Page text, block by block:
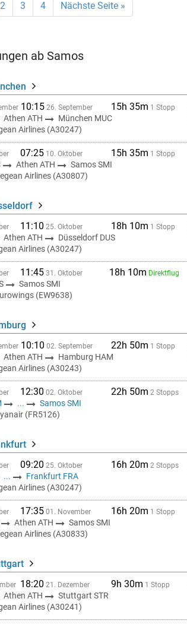
2 3 4 Nächste Seite »
ab Samos
10:15 26. September 15h 35m 1 Stopp
Athen ATH
München MUC
Airlines (A30247)
07:25 10. Oktober 15h 35m 1 Stopp
Athen ATH
Samos SMI
Airlines (A30807)
11:10 25. Oktober 18h 10m 1 Stopp
Athen ATH
Düsseldorf DUS
Airlines (A30247)
11:45 31. Oktober 18h 10m Direktflug
Samos SMI
(EW9638)
10:10 02. September 22h 50m 1 Stopp
Athen ATH
Hamburg HAM
Airlines (A30243)
12:30 02. Oktober 22h 50m 2 Stopps
...
Samos SMI
(FR5126)
09:20 25. Oktober 16h 20m 2 Stopps
...
Frankfurt FRA
Airlines (A30247)
17:35 01. November 16h 20m 1 Stopp
Athen ATH
Samos SMI
Airlines (A30833)
18:20 21. Dezember 9h 30m 1 Stopp
Athen ATH
Stuttgart STR
Airlines (A30241)